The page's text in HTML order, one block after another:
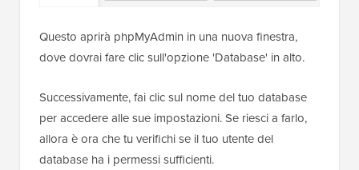
Questo aprirà phpMyAdmin in una nuova finestra,
dove dovrai fare clic sull'opzione 'Database' in alto.
Successivamente, fai clic sul nome del tuo database
per accedere alle sue impostazioni. Se riesci a farlo,
allora è ora che tu verifichi se il tuo utente del
database ha i permessi sufficienti.